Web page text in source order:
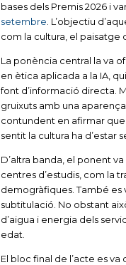
bases dels Premis 2026 i
setembre . L’objectiu
com la cultura, el paisatge
La ponència central la va
en ètica aplicada a la IA,
font d’informació directa.
gruixuts amb una
contundent en afirmar
sentit la cultura ha d’estar
D’altra banda, el ponent
centres d’estudis, com la
demogràfiques. També es
subtitulació. No obstant
d’aigua i energia dels
edat.
El bloc final de l’acte es